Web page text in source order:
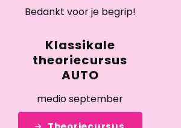
| © 2026 Maud van Gent
Bedankt voor je begrip!
Klassikale
theoriecursus
AUTO
medio september